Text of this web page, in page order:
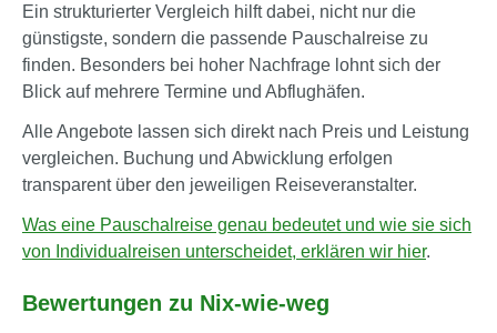
Ein strukturierter Vergleich hilft dabei, nicht nur die
günstigste, sondern die passende Pauschalreise zu
finden. Besonders bei hoher Nachfrage lohnt sich der
Blick auf mehrere Termine und Abflughäfen.
Alle Angebote lassen sich direkt nach Preis und Leistung
vergleichen. Buchung und Abwicklung erfolgen
transparent über den jeweiligen Reiseveranstalter.
Was eine Pauschalreise genau bedeutet und wie sie sich
von Individualreisen unterscheidet, erklären wir hier.
Bewertungen zu Nix-wie-weg